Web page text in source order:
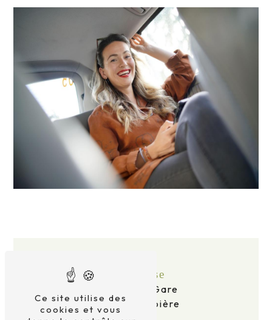
Adresse
2 Av. de la Gare
63120 Courpière
Ce site utilise des
cookies et vous